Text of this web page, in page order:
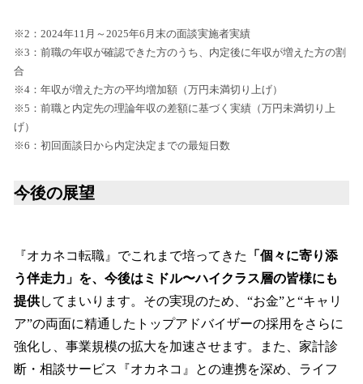
※2：2024年11月～2025年6月末の面談実施者実績
※3：前職の年収が確認できた方のうち、内定後に年収が増えた方の割
合
※4：年収が増えた方の平均増加額（万円未満切り上げ）
※5：前職と内定先の理論年収の差額に基づく実績（万円未満切り上
げ）
※6：初回面談日から内定決定までの最短日数
今後の展望
『オカネコ転職』でこれまで培ってきた
「個々に寄り添
う伴走力」を、今後はミドル〜ハイクラス層の皆様にも
提供してまいります。その実現のため、“お金”と“キャリ
ア”の両面に精通したトップアドバイザーの採用をさらに
強化し、事業規模の拡大を加速させます。また、家計診
断・相談サービス『オカネコ』との連携を深め、ライフ